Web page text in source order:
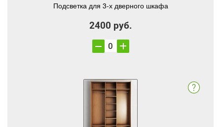
Подсветка для 3-х дверного шкафа
2400 руб.